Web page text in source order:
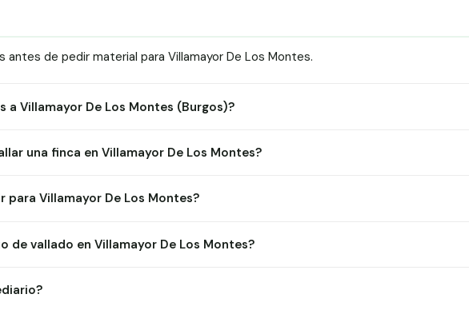
antes de pedir material para Villamayor De Los Montes.
a Villamayor De Los Montes (Burgos)?
una finca en Villamayor De Los Montes?
Villamayor De Los Montes?
de vallado en Villamayor De Los Montes?